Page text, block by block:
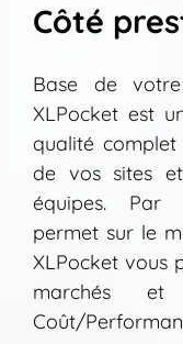
Côté
Base de
XLPocket est
qualité
de vos sites
équipes.
permet sur le
XLPocket vous
marchés et
Coût/